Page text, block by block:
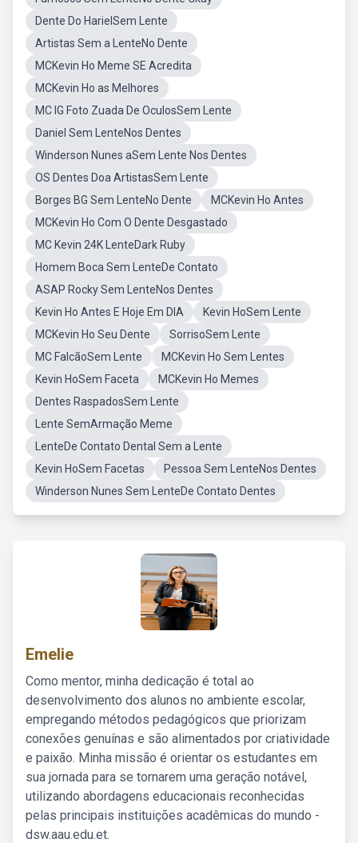
Dente Do HarielSem Lente
Artistas Sem a LenteNo Dente
MCKevin Ho Meme SE Acredita
MCKevin Ho as Melhores
MC IG Foto Zuada De OculosSem Lente
Daniel Sem LenteNos Dentes
Winderson Nunes aSem Lente Nos Dentes
OS Dentes Doa ArtistasSem Lente
Borges BG Sem LenteNo Dente
MCKevin Ho Antes
MCKevin Ho Com O Dente Desgastado
MC Kevin 24K LenteDark Ruby
Homem Boca Sem LenteDe Contato
ASAP Rocky Sem LenteNos Dentes
Kevin Ho Antes E Hoje Em DIA
Kevin HoSem Lente
MCKevin Ho Seu Dente
SorrisoSem Lente
MC FalcãoSem Lente
MCKevin Ho Sem Lentes
Kevin HoSem Faceta
MCKevin Ho Memes
Dentes RaspadosSem Lente
Lente SemArmação Meme
LenteDe Contato Dental Sem a Lente
Kevin HoSem Facetas
Pessoa Sem LenteNos Dentes
Winderson Nunes Sem LenteDe Contato Dentes
Emelie
Como mentor, minha dedicação é total ao
desenvolvimento dos alunos no ambiente escolar,
empregando métodos pedagógicos que priorizam
conexões genuínas e são alimentados por criatividade
e paixão. Minha missão é orientar os estudantes em
sua jornada para se tornarem uma geração notável,
utilizando abordagens educacionais reconhecidas
pelas principais instituições acadêmicas do mundo -
dsw.aau.edu.et.